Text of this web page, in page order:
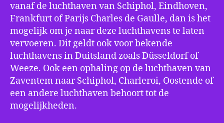
vanaf de luchthaven van Schiphol, Eindhoven,
Frankfurt of Parijs Charles de Gaulle, dan is het
mogelijk om je naar deze luchthavens te laten
vervoeren. Dit geldt ook voor bekende
luchthavens in Duitsland zoals Düsseldorf of
Weeze. Ook een ophaling op de luchthaven van
Zaventem naar Schiphol, Charleroi, Oostende of
een andere luchthaven behoort tot de
mogelijkheden.